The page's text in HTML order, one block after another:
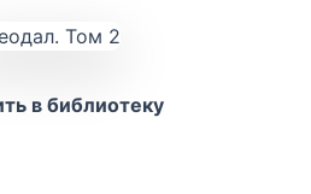
в библиотеку